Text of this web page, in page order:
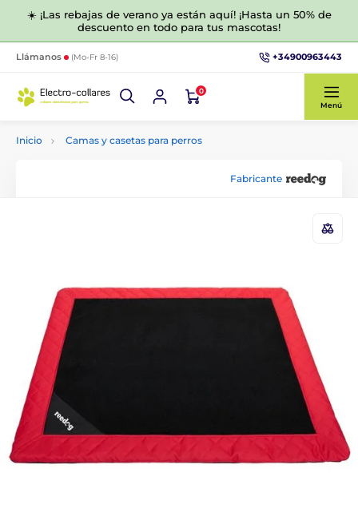
☀️ ¡Las rebajas de verano ya están aquí! ¡Hasta un 50% de
descuento en todo para tus mascotas!
Llámanos (Mo-Fr 8-16) +34900963443
0
Menú
Inicio Camas y casetas para perros
Fabricante